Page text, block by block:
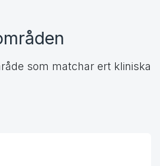
som matchar ert kliniska